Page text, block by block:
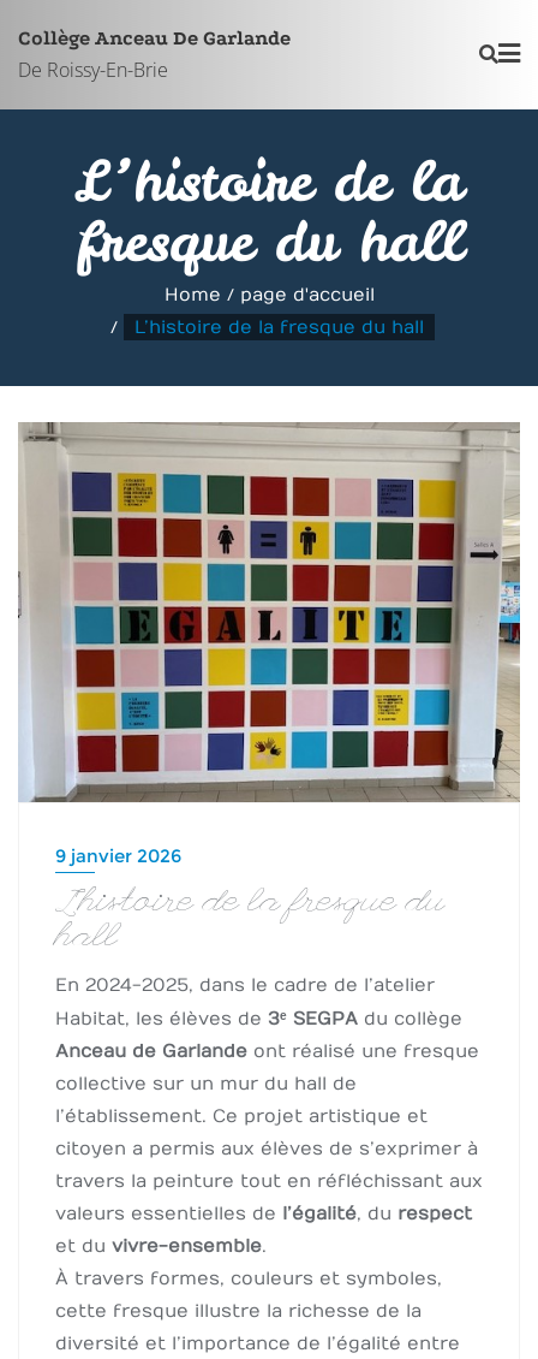
to
content
Collège Anceau De Garlande
De Roissy-En-Brie
L’histoire de la
fresque du hall
Home
page d'accueil
L’histoire de la fresque du hall
9 janvier 2026
L’histoire de la fresque du
hall
En 2024-2025, dans le cadre de l’atelier
Habitat, les élèves de 3ᵉ SEGPA du collège
Anceau de Garlande ont réalisé une fresque
collective sur un mur du hall de
l’établissement. Ce projet artistique et
citoyen a permis aux élèves de s’exprimer à
travers la peinture tout en réfléchissant aux
valeurs essentielles de l’égalité, du respect
et du vivre-ensemble.
À travers formes, couleurs et symboles,
cette fresque illustre la richesse de la
diversité et l’importance de l’égalité entre